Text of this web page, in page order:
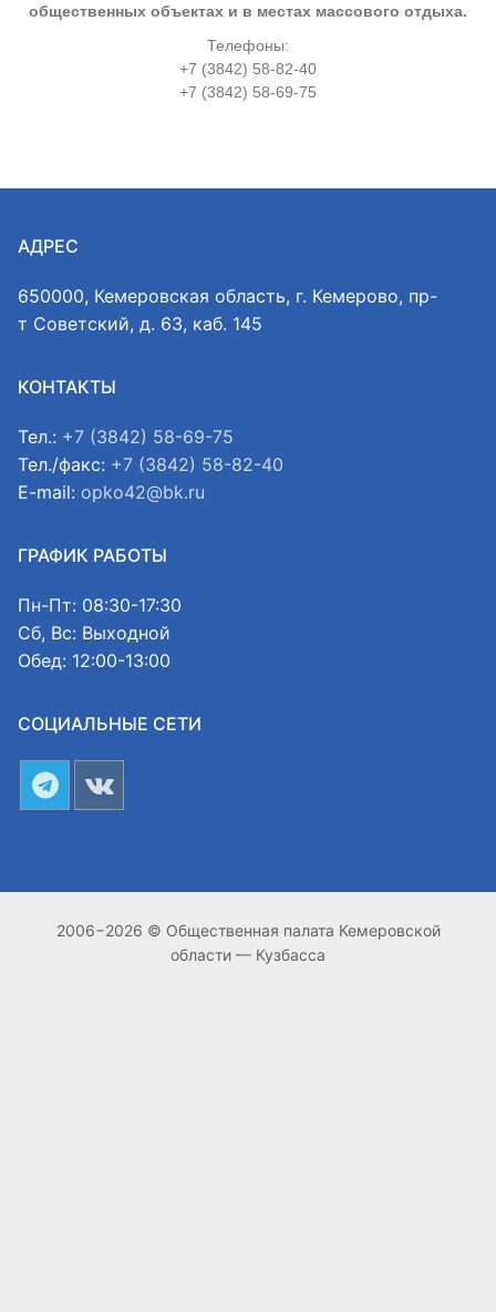
общественных объектах и в местах массового отдыха.
Телефоны:
+7 (3842) 58-82-40
+7 (3842) 58-69-75
АДРЕС
650000, Кемеровская область, г. Кемерово, пр-
т Советский, д. 63, каб. 145
КОНТАКТЫ
Тел.: +7 (3842) 58-69-75
Тел./факс: +7 (3842) 58-82-40
E-mail: opko42@bk.ru
ГРАФИК РАБОТЫ
Пн-Пт: 08:30-17:30
Сб, Вс: Выходной
Обед: 12:00-13:00
СОЦИАЛЬНЫЕ СЕТИ
2006−2026 © Общественная палата Кемеровской
области — Кузбасса